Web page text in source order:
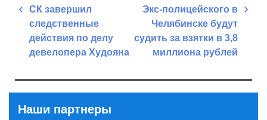
Навигация
записям
СК завершил
следственные
действия по делу
девелопера Худояна
Экс-полицейского в
Челябинске будут
судить за взятки в 3,8
миллиона рублей
Наши партнеры